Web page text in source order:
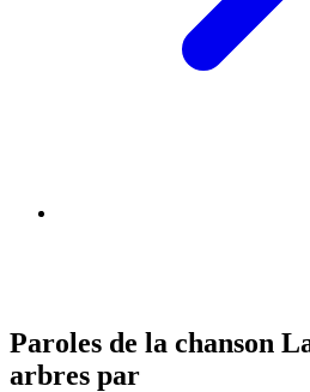
Paroles de la chanson
arbres par